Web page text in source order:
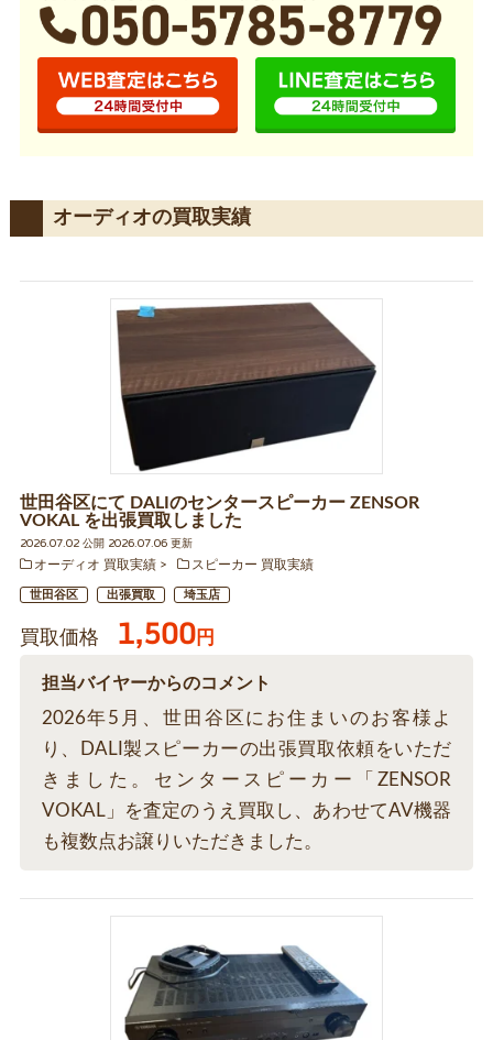
オーディオの買取実績
世田谷区にて DALIのセンタースピーカー ZENSOR
VOKAL を出張買取しました
2026.07.02 公開 2026.07.06 更新
オーディオ 買取実績
スピーカー 買取実績
世田谷区 出張買取 埼玉店
買取価格 1,500円
担当バイヤーからのコメント
2026年5月、世田谷区にお住まいのお客様よ
り、DALI製スピーカーの出張買取依頼をいただ
きました。センタースピーカー「ZENSOR
VOKAL」を査定のうえ買取し、あわせてAV機器
も複数点お譲りいただきました。